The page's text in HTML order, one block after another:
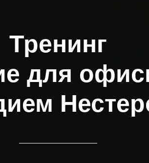
Тренинг
для